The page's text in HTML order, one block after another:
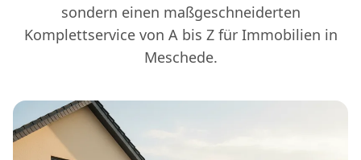
sondern einen maßgeschneiderten
Komplettservice von A bis Z für Immobilien in
Meschede.